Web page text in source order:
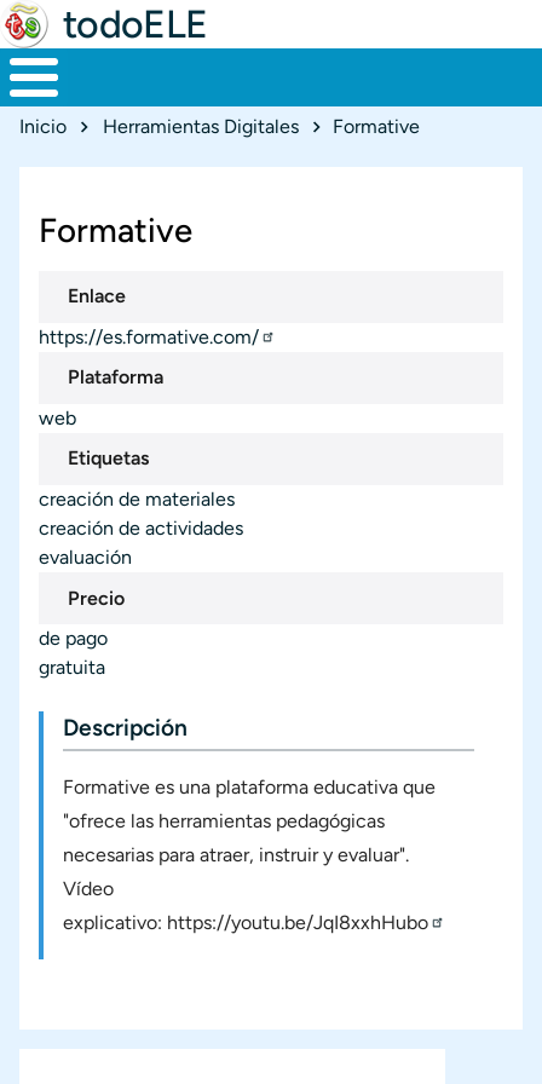
todoELE
Ruta de navegación
Inicio Herramientas Digitales Formative
Formative
Enlace
https://es.formative.com/
Plataforma
web
Etiquetas
creación de materiales
creación de actividades
evaluación
Precio
de pago
gratuita
Descripción
Formative es una plataforma educativa que
"ofrece las herramientas pedagógicas
necesarias para atraer, instruir y evaluar".
Vídeo
explicativo: https://youtu.be/JqI8xxhHubo